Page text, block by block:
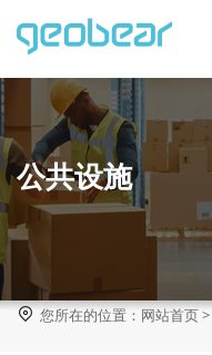
公共设施
 您所在的位置： 网站首页>